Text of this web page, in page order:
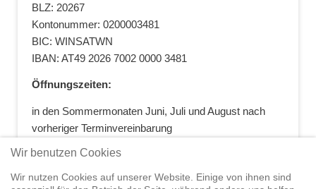
BLZ: 20267
Kontonummer: 0200003481
BIC: WINSATWN
IBAN: AT49 2026 7002 0000 3481
Öffnungszeiten:
in den Sommermonaten Juni, Juli und August nach
vorheriger Terminvereinbarung
Wir benutzen Cookies
Wir nutzen Cookies auf unserer Website. Einige von ihnen sind